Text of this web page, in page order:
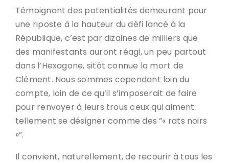
Témoignant des potentialités demeurant pour
une riposte à la hauteur du défi lancé à la
République, c’est par dizaines de milliers que
des manifestants auront réagi, un peu partout
dans l’Hexagone, sitôt connue la mort de
Clément. Nous sommes cependant loin du
compte, loin de ce qu’il s’imposerait de faire
pour renvoyer à leurs trous ceux qui aiment
tellement se désigner comme des ”« rats noirs
»”.
Il convient, naturellement, de recourir à tous les